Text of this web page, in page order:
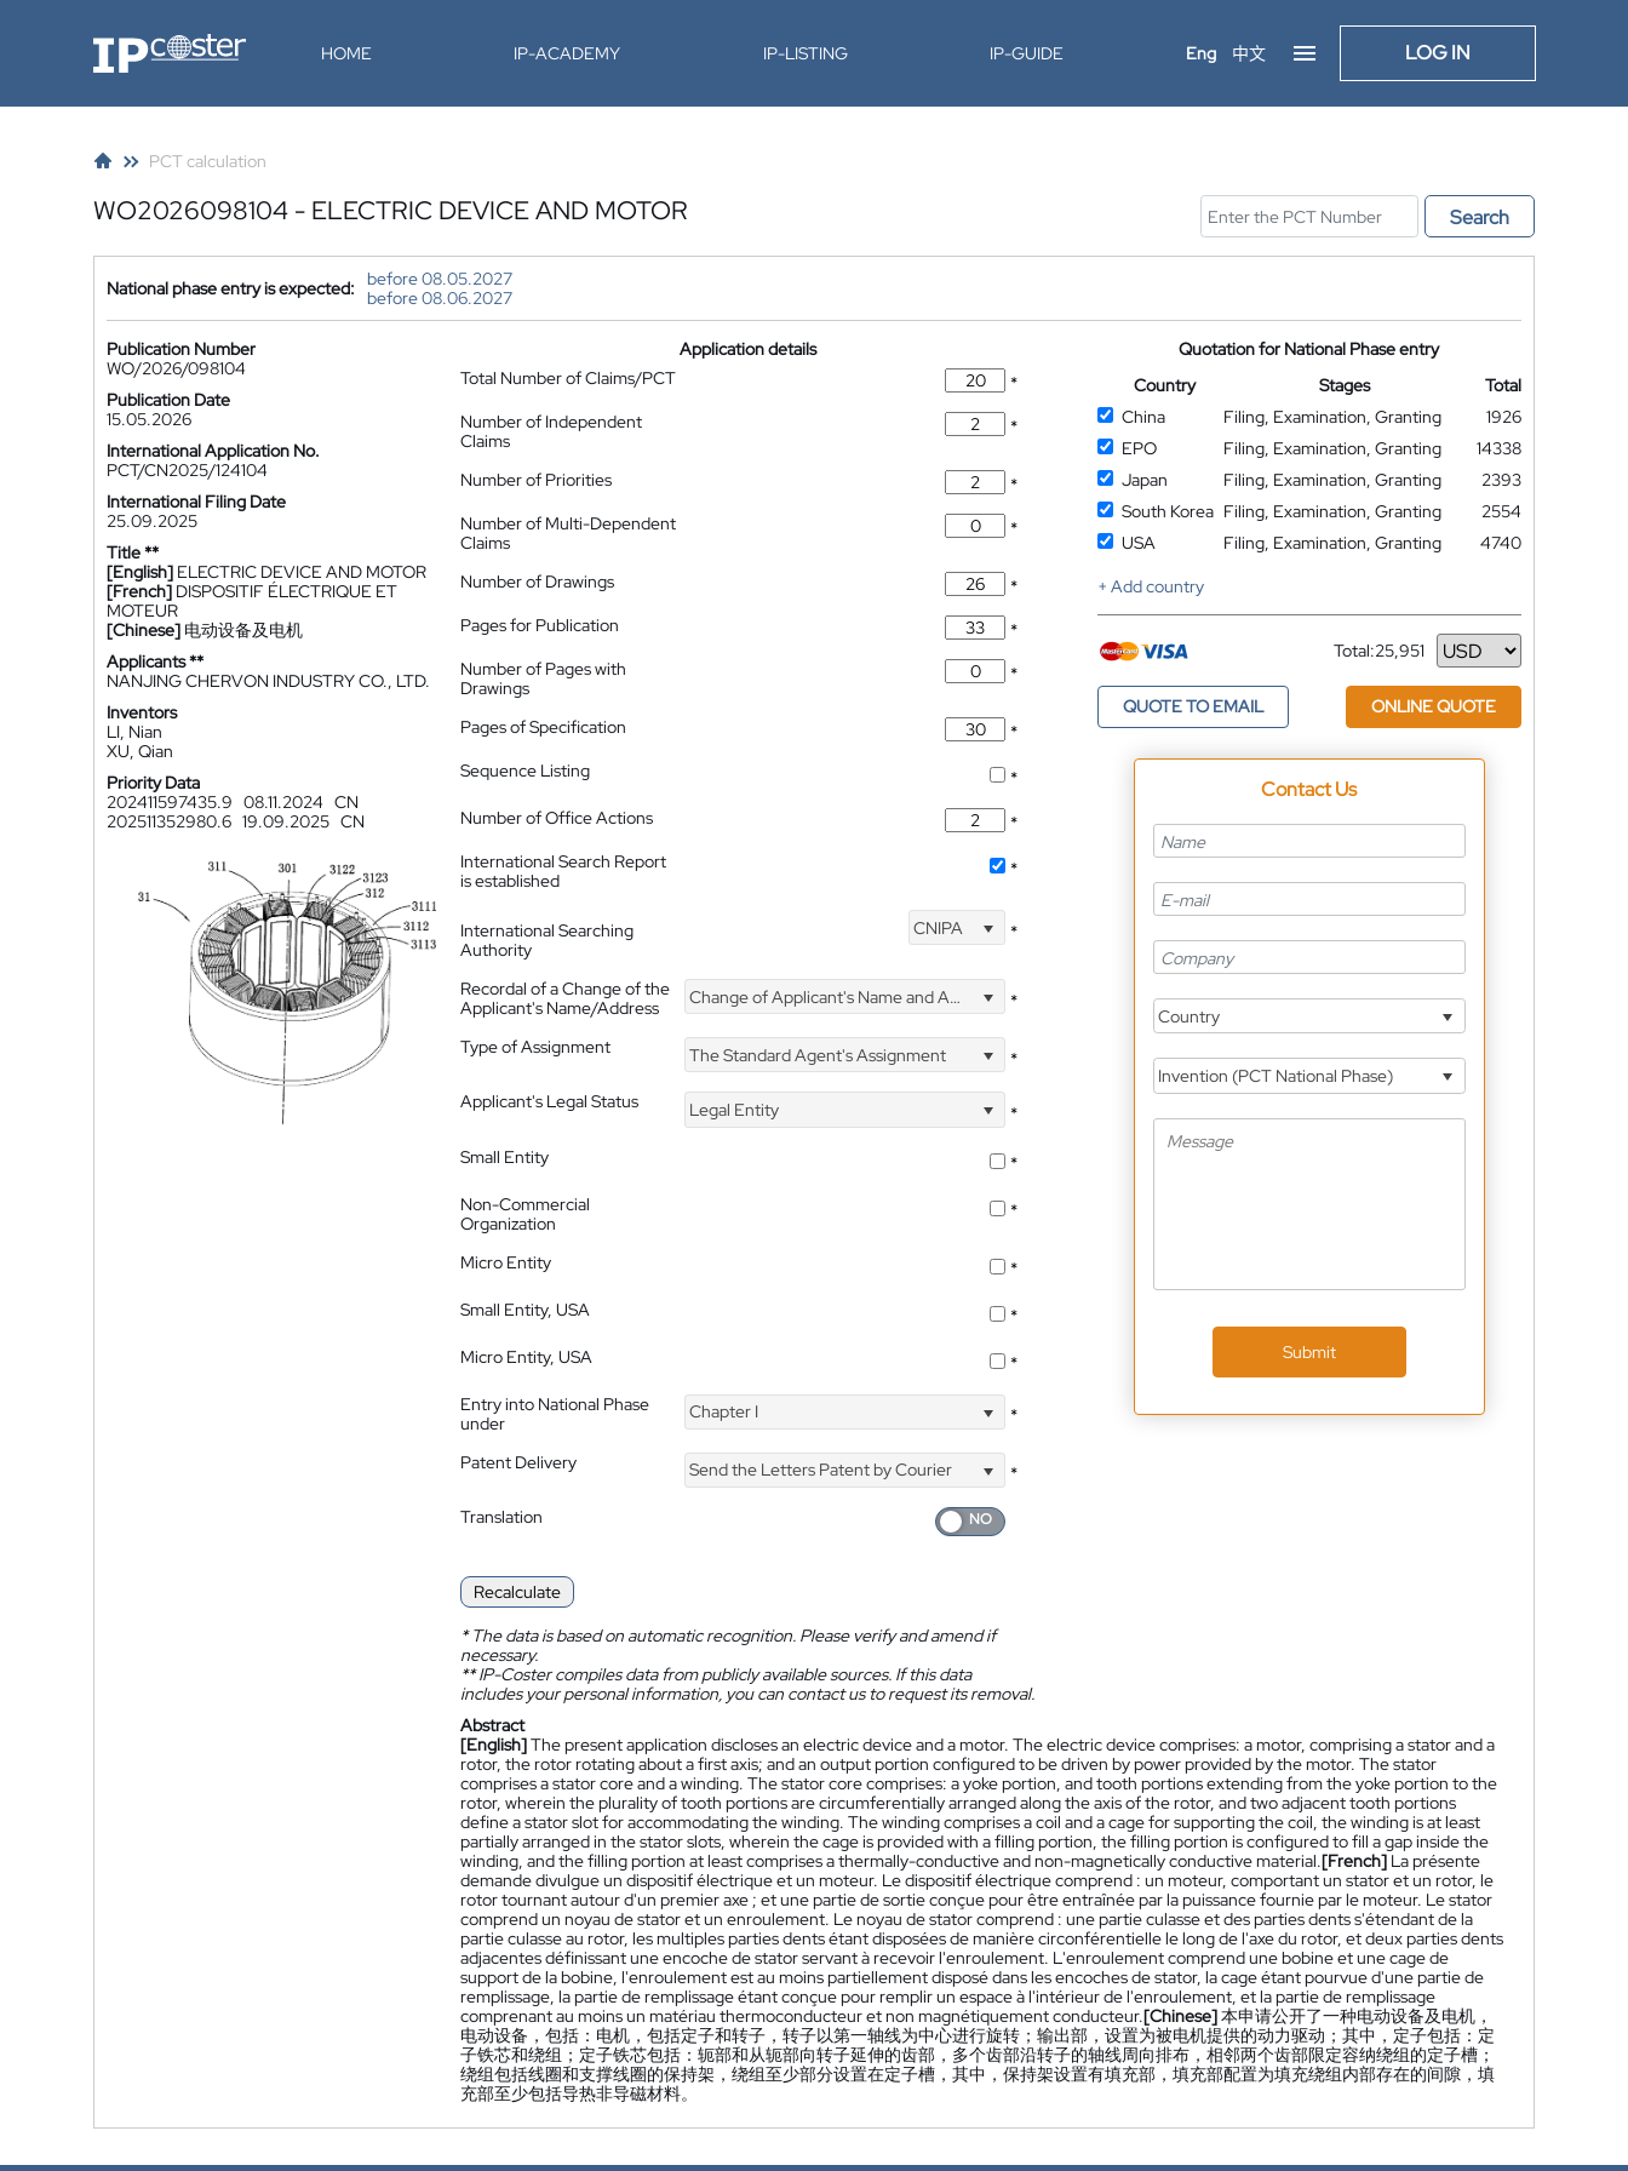
IP-Coster HOME IP-ACADEMY IP-LISTING IP-GUIDE Eng 中文 LOG IN
PCT calculation
WO2026098104 - ELECTRIC DEVICE AND MOTOR Search
National phase entry is expected:
before 08.05.2027
before 08.06.2027
Publication Number
WO/2026/098104
Publication Date
15.05.2026
International Application No.
PCT/CN2025/124104
International Filing Date
25.09.2025
Title **
[English] ELECTRIC DEVICE AND MOTOR
[French] DISPOSITIF ÉLECTRIQUE ET
MOTEUR
[Chinese] 电动设备及电机
Applicants **
NANJING CHERVON INDUSTRY CO., LTD.
Inventors
LI, Nian
XU, Qian
Priority Data
202411597435.9 08.11.2024 CN
202511352980.6 19.09.2025 CN
Application details
Total Number of Claims/PCT
*
Number of Independent
Claims
*
Number of Priorities
*
Number of Multi-Dependent
Claims
*
Number of Drawings
*
Pages for Publication
*
Number of Pages with
Drawings
*
Pages of Specification
*
Sequence Listing
*
Number of Office Actions
*
International Search Report
is established
*
International Searching
Authority
CNIPA *
Recordal of a Change of the
Applicant's Name/Address
Change of Applicant's Name and Address *
Type of Assignment The Standard Agent's Assignment
*
Applicant's Legal Status
Legal Entity
*
Small Entity
*
Non-Commercial
Organization
*
Micro Entity
*
Small Entity, USA
*
Micro Entity, USA
*
Entry into National Phase
under
Chapter I *
Patent Delivery Send the Letters Patent by Courier
*
Translation
Recalculate
*The data is based on automatic recognition. Please verify and amend if
necessary.
**IP-Coster compiles data from publicly available sources. If this data
includes your personal information, you can contact us to request its removal.
Quotation for National Phase entry
Country
Stages
Total
China
Filing, Examination, Granting
1926
EPO
Filing, Examination, Granting
14338
Japan
Filing, Examination, Granting
2393
South Korea Filing, Examination, Granting
2554
USA
Filing, Examination, Granting
4740
+ Add country
Total:25,951
Currency
QUOTE TO EMAIL ONLINE QUOTE
Contact Us
Country
Invention (PCT National Phase)
Submit
Abstract
[English]The present application discloses an electric device and a motor. The electric device comprises: a motor, comprising a stator and a
rotor, the rotor rotating about a first axis; and an output portion configured to be driven by power provided by the motor. The stator
comprises a stator core and a winding. The stator core comprises: a yoke portion, and tooth portions extending from the yoke portion to the
rotor, wherein the plurality of tooth portions are circumferentially arranged along the axis of the rotor, and two adjacent tooth portions
define a stator slot for accommodating the winding. The winding comprises a coil and a cage for supporting the coil, the winding is at least
partially arranged in the stator slots, wherein the cage is provided with a filling portion, the filling portion is configured to fill a gap inside the
winding, and the filling portion at least comprises a thermally-conductive and non-magnetically conductive material.[French] La présente
demande divulgue un dispositif électrique et un moteur. Le dispositif électrique comprend : un moteur, comportant un stator et un rotor, le
rotor tournant autour d'un premier axe ; et une partie de sortie conçue pour être entraînée par la puissance fournie par le moteur. Le stator
comprend un noyau de stator et un enroulement. Le noyau de stator comprend : une partie culasse et des parties dents s'étendant de la
partie culasse au rotor, les multiples parties dents étant disposées de manière circonférentielle le long de l'axe du rotor, et deux parties dents
adjacentes définissant une encoche de stator servant à recevoir l'enroulement. L'enroulement comprend une bobine et une cage de
support de la bobine, l'enroulement est au moins partiellement disposé dans les encoches de stator, la cage étant pourvue d'une partie de
remplissage, la partie de remplissage étant conçue pour remplir un espace à l'intérieur de l'enroulement, et la partie de remplissage
comprenant au moins un matériau thermoconducteur et non magnétiquement conducteur.[Chinese]本申请公开了一种电动设备及电机，
电动设备，包括：电机，包括定子和转子，转子以第一轴线为中心进行旋转；输出部，设置为被电机提供的动力驱动；其中，定子包括：定
子铁芯和绕组；定子铁芯包括：轭部和从轭部向转子延伸的齿部，多个齿部沿转子的轴线周向排布，相邻两个齿部限定容纳绕组的定子槽；
绕组包括线圈和支撑线圈的保持架，绕组至少部分设置在定子槽，其中，保持架设置有填充部，填充部配置为填充绕组内部存在的间隙，填
充部至少包括导热非导磁材料。